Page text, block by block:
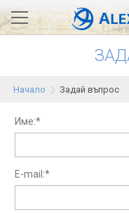
АЛЕКСАНДРИЯ хотели
Тунис
Египет
Начало Задай въпрос
Име:*
E-mail:*